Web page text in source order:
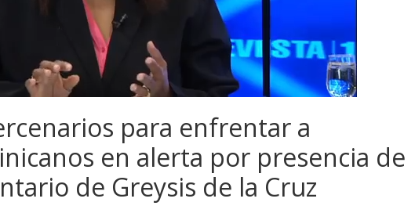
para enfrentar a
en alerta por presencia de
de Greysis de la Cruz